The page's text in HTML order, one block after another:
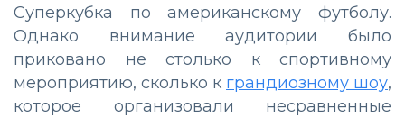
Суперкубка по американскому футболу.
Однако внимание аудитории было
приковано не столько к спортивному
мероприятию, сколько к грандиозному шоу,
которое организовали несравненные